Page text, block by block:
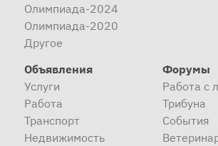
Олимпиада-2024
Олимпиада-2020
Другое
Объявления
Услуги
Работа
Транспорт
Недвижимость
Форумы
Работа с
Трибуна
События